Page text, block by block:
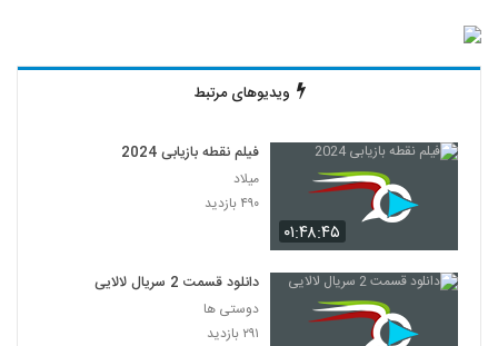
ویدیوهای مرتبط
۰۱:۴۸:۴۵
فیلم نقطه بازیابی 2024
میلاد
۴۹۰ بازدید
دانلود قسمت 2 سریال لالایی
دوستی ها
۲۹۱ بازدید